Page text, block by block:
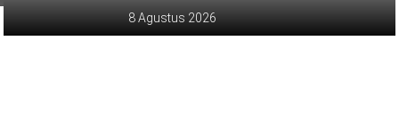
Lompat
8 Agustus 2026